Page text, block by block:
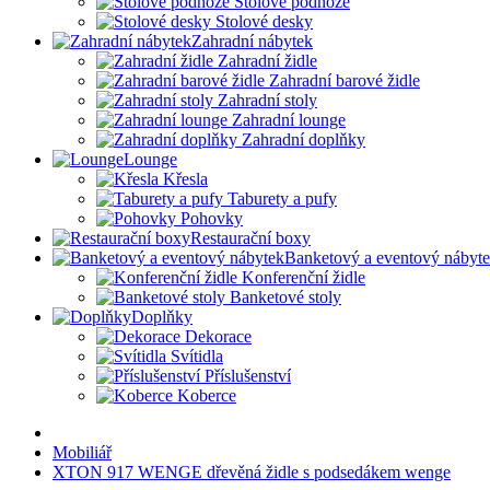
Stolové desky
Zahradní nábytek
Zahradní židle
Zahradní barové židle
Zahradní stoly
Zahradní lounge
Zahradní doplňky
Lounge
Křesla
Taburety a pufy
Pohovky
Restaurační boxy
Banketový a eventový
Konferenční židle
Banketové stoly
Doplňky
Dekorace
Svítidla
Příslušenství
Koberce
Mobiliář
XTON 917 WENGE dřevěná židle s podsedákem wenge